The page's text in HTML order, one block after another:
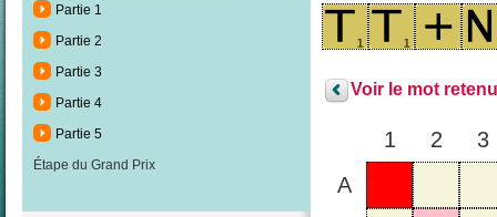
Partie 1
Partie 2
Partie 3
Partie 4
Partie 5
Étape du Grand Prix
Voir le mot
1 2
3
A